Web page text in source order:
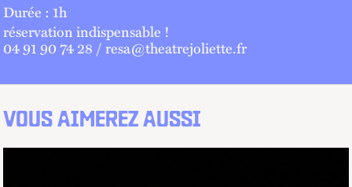
Durée : 1h
réservation indispensable !
04 91 90 74 28 / resa@theatrejoliette.fr
VOUS AIMEREZ AUSSI